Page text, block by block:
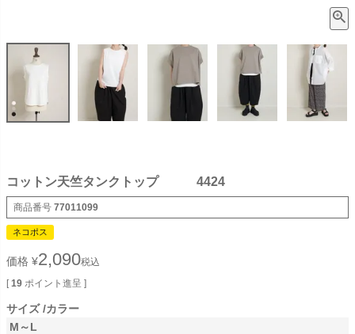
コットン天竺タンクトップ 4424
商品番号 77011099
ネコポス
価格 ¥2,090税込
[ 19 ポイント進呈 ]
サイズ カラー
M～L